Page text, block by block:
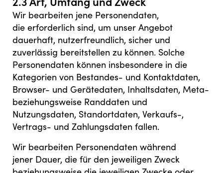
Wir bearbeiten jene Personendaten,
die erforderlich sind, um unser Angebot
dauerhaft, nutzerfreundlich, sicher und
zuverlässig bereitstellen zu können. Solche
Personendaten können insbesondere in die
Kategorien von Bestandes- und Kontaktdaten,
Browser- und Gerätedaten, Inhaltsdaten, Meta-
beziehungsweise Randdaten und
Nutzungsdaten, Standortdaten, Verkaufs-,
Vertrags- und Zahlungsdaten fallen.
Wir bearbeiten Personendaten während
jener Dauer, die für den jeweiligen Zweck